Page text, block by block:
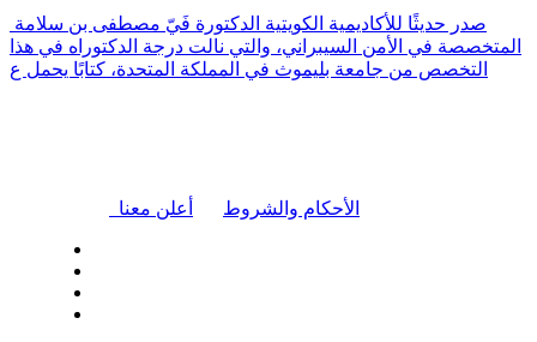
المتخصصة في الأمن السيبراني، والتي نالت درجة الدكتوراه في هذا
التخصص من جامعة بليموث في المملكة المتحدة، كتابًا يحمل ع
أعلن معنا الأحكام والشروط